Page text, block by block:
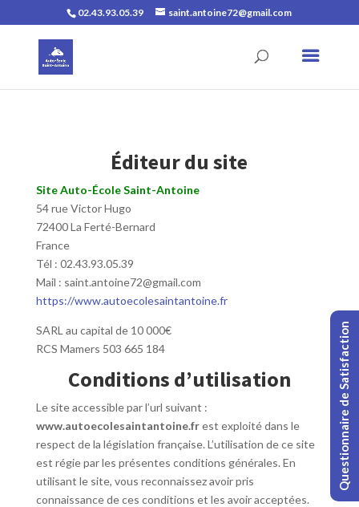
02.43.93.05.39 saint.antoine72@gmail.com
Éditeur du site
Site Auto-École Saint-Antoine
54 rue Victor Hugo
72400 La Ferté-Bernard
France
Tél : 02.43.93.05.39
Mail : saint.antoine72@gmail.com
https://www.autoecolesaintantoine.fr
SARL au capital de 10 000€
RCS Mamers 503 665 184
Conditions d’utilisation
Le site accessible par l’url suivant :
www.autoecolesaintantoine.frest exploité dans le
respect de la législation française. L’utilisation de ce site
est régie par les présentes conditions générales. En
utilisant le site, vous reconnaissez avoir pris
connaissance de ces conditions et les avoir acceptées.
Questionnaire de Satisfaction